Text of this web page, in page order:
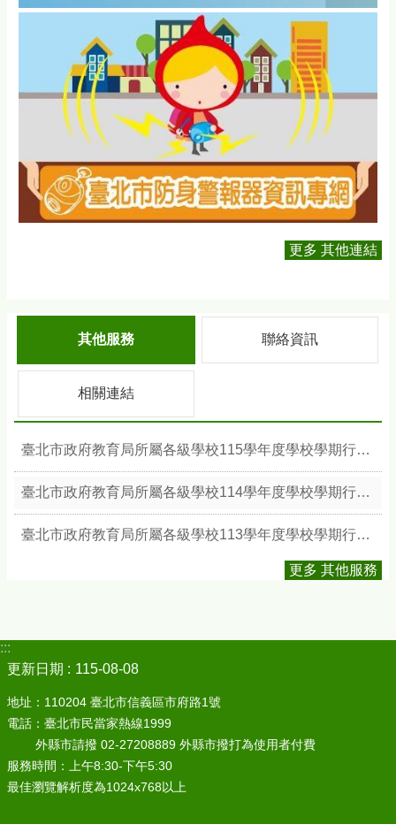
更多 其他連結
其他服務 聯絡資訊
相關連結
臺北市政府教育局所屬各級學校115學年度學校學期行事簡曆
臺北市政府教育局所屬各級學校114學年度學校學期行事簡曆
臺北市政府教育局所屬各級學校113學年度學校學期行事簡曆
更多 其他服務
:::
更新日期
115-08-08
地址：110204 臺北市信義區市府路1號
電話：臺北市民當家熱線1999
外縣市請撥 02-27208889 外縣市撥打為使用者付費
服務時間：上午8:30-下午5:30
最佳瀏覽解析度為1024x768以上